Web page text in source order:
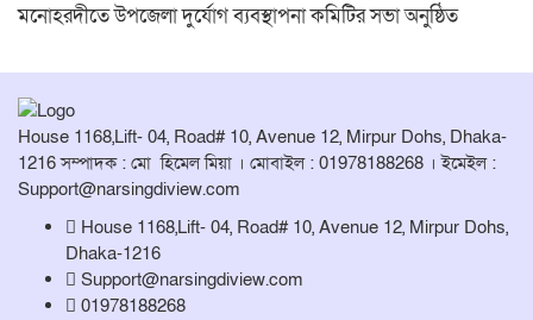
মনোহরদীতে উপজেলা দুর্যোগ ব্যবস্থাপনা কমিটির সভা অনুষ্ঠিত
House 1168,Lift- 04, Road# 10, Avenue 12, Mirpur Dohs, Dhaka-
1216 সম্পাদক : মো হিমেল মিয়া । মোবাইল : 01978188268 । ইমেইল :
Support@narsingdiview.com
House 1168,Lift- 04, Road# 10, Avenue 12, Mirpur Dohs,
Dhaka-1216
Support@narsingdiview.com
01978188268